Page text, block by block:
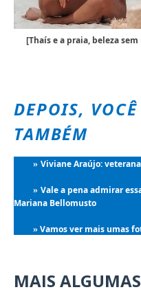
[Thaís e a praia, beleza
DEPOIS, VOCÊ
TAMBÉM
» Viviane Araújo:
» Vale a pena admirar
Mariana Bellomusto
» Vamos ver mais umas
MAIS